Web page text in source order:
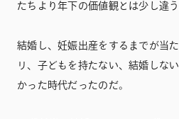
たちより年下の価値観とは少し違う
結婚し、妊娠出産をするまでが当
リ、子どもを持たない、結婚しな
かった時代だったのだ。